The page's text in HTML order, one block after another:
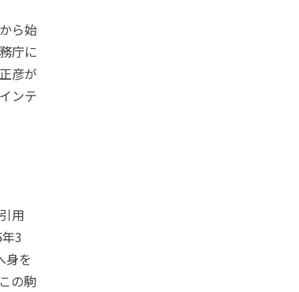
ら始
庁に
彦が
ンテ
用
3
身を
の駒